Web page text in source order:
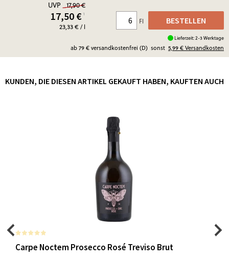
UVP 17,90 €
17,50 €¹
23,33 € / l
ab 79 € versandkostenfrei (D) sonst 5,99 €Versandkosten
Fl BESTELLEN
Lieferzeit: 2-3 Werktage
KUNDEN, DIE DIESEN ARTIKEL GEKAUFT HABEN, KAUFTEN AUCH
Carpe Noctem Prosecco Rosé Treviso Brut